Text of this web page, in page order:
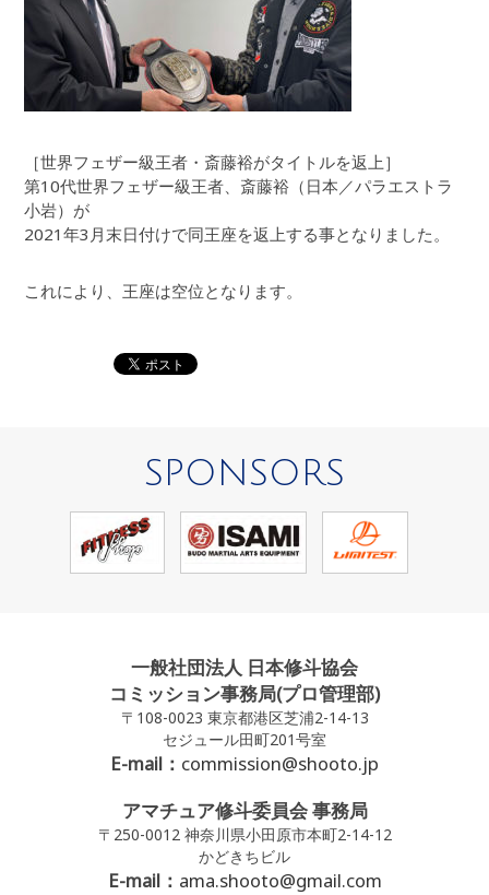
［世界フェザー級王者・斎藤裕がタイトルを返上］
第10代世界フェザー級王者、斎藤裕（日本／パラエストラ
小岩）が
2021年3月末日付けで同王座を返上する事となりました。
これにより、王座は空位となります。
SPONSORS
一般社団法人 日本修斗協会
コミッション事務局(プロ管理部)
〒108-0023 東京都港区芝浦2-14-13
セジュール田町201号室
E-mail： commission@shooto.jp
アマチュア修斗委員会 事務局
〒250-0012 神奈川県小田原市本町2-14-12
かどきちビル
E-mail： ama.shooto@gmail.com